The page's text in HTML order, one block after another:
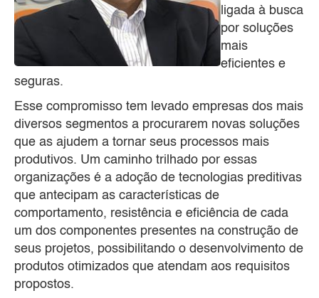
ligada à busca
por soluções
mais
eficientes e
seguras.
Esse compromisso tem levado empresas dos mais
diversos segmentos a procurarem novas soluções
que as ajudem a tornar seus processos mais
produtivos. Um caminho trilhado por essas
organizações é a adoção de tecnologias preditivas
que antecipam as características de
comportamento, resistência e eficiência de cada
um dos componentes presentes na construção de
seus projetos, possibilitando o desenvolvimento de
produtos otimizados que atendam aos requisitos
propostos.